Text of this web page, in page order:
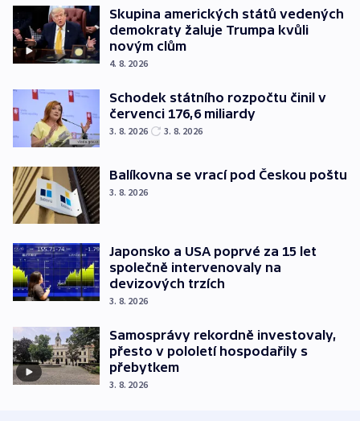
Skupina amerických států vedených
demokraty žaluje Trumpa kvůli
novým clům
4. 8. 2026
Schodek státního rozpočtu činil v
červenci 176,6 miliardy
3. 8. 2026 3. 8. 2026
Balíkovna se vrací pod Českou poštu
3. 8. 2026
Japonsko a USA poprvé za 15 let
společně intervenovaly na
devizových trzích
3. 8. 2026
Samosprávy rekordně investovaly,
přesto v pololetí hospodařily s
přebytkem
3. 8. 2026